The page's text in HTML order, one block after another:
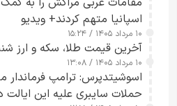
اسپانیا متهم کردند+ ویدیو
۱۰ مرداد ۱۴۰۵ / ۱۵:۲۴
آخرین قیمت طلا، سکه و ارز شنبه 10 مرداد+
۱۰ مرداد ۱۴۰۵ / ۱۳:۰۸
اسوشیتدپرس: ترامپ فرماندار
حملات سایبری علیه این